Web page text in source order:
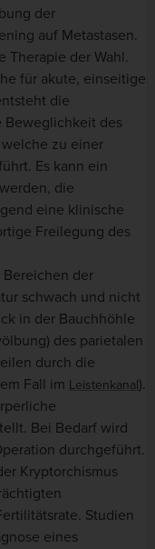
der
auf Metastasen.
Therapie der Wahl.
für akute, einseitige
die
Beweglichkeit des
zu einer
Es kann ein
die
eine klinische
Freilegung des
der
schwach und nicht
in der Bauchhöhle
des parietalen
durch die
Fall im Leistenkanal).
Bei Bedarf wird
durchgeführt.
Kryptorchismus
Studien
eines